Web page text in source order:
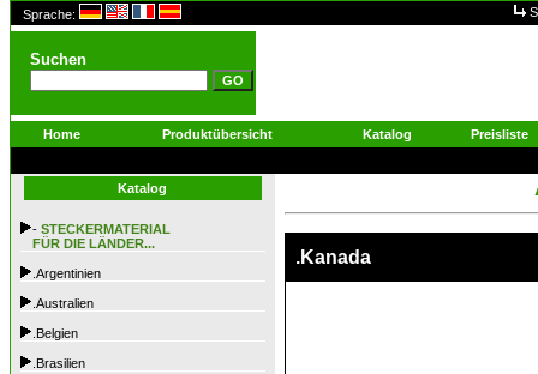
Sprache:
Suchen
Home Produktübersicht Katalog Preisliste
Katalog
- STECKERMATERIAL
FÜR DIE LÄNDER...
.Argentinien
.Australien
.Belgien
.Brasilien
.Kanada